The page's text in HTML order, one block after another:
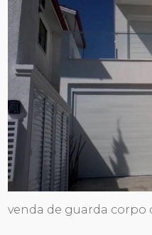
venda de guarda corpo